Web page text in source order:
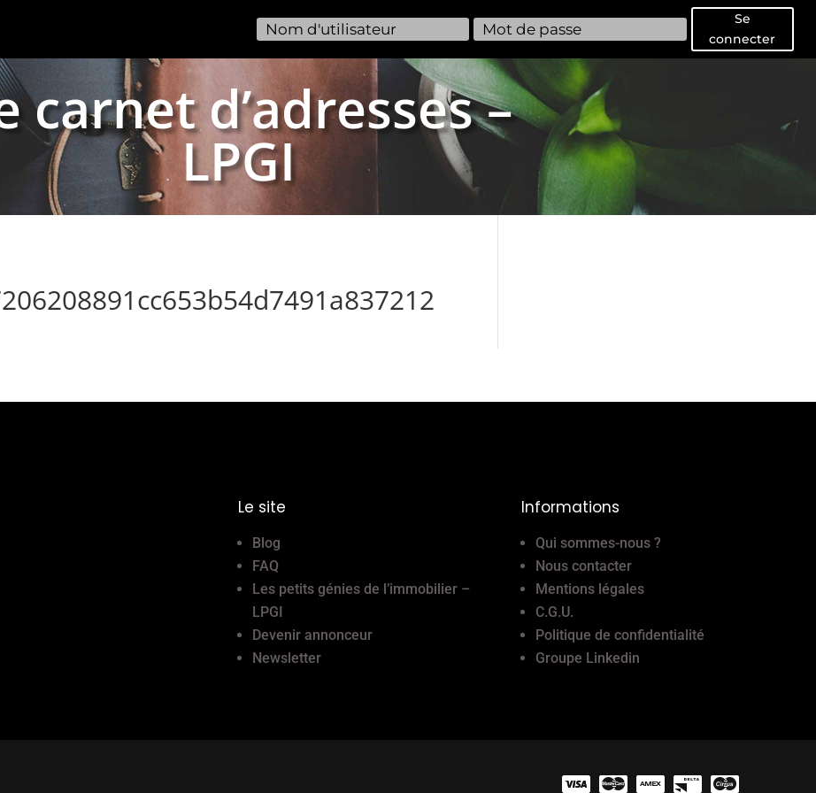
Se
connecter
carnet d’adresses –
LPGI
Le site
Blog
FAQ
Les petits génies de l’immobilier –
LPGI
Devenir annonceur
Newsletter
Informations
Qui sommes-nous ?
Nous contacter
Mentions légales
C.G.U.
Politique de confidentialité
Groupe Linkedin